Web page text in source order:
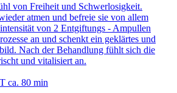
von Freiheit und Schwerlosigkeit.
atmen und befreie sie von allem
von 2 Entgiftungs - Ampullen
an und schenkt ein geklärtes und
Nach der Behandlung fühlt sich die
und vitalisiert an.
ca. 80 min